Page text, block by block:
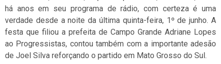
há anos em seu programa de rádio, com certeza é uma
verdade desde a noite da última quinta-feira, 1º de junho. A
festa que filiou a prefeita de Campo Grande Adriane Lopes
ao Progressistas, contou também com a importante adesão
de Joel Silva reforçando o partido em Mato Grosso do Sul.